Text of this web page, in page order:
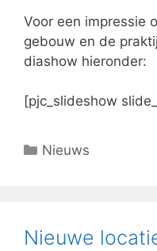
Voor een impressie
gebouw en de
diashow hieronder:
[pjc_slideshow
Categorieën
Nieuws
Nieuwe